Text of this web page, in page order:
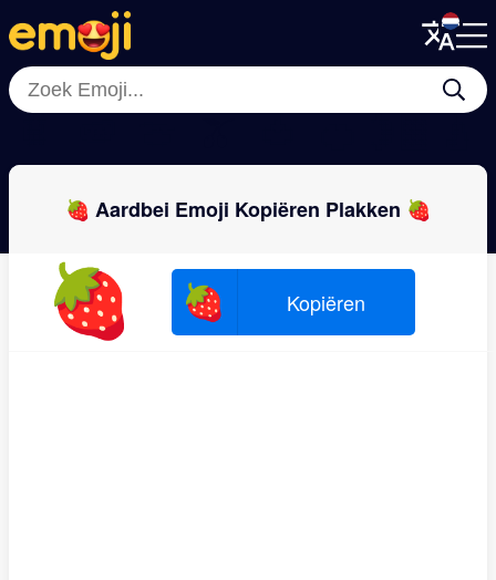
Menu
Close
Menu
Close
🍓 Aardbei Emoji Kopiëren Plakken 🍓
🍓 🍓 Kopiëren